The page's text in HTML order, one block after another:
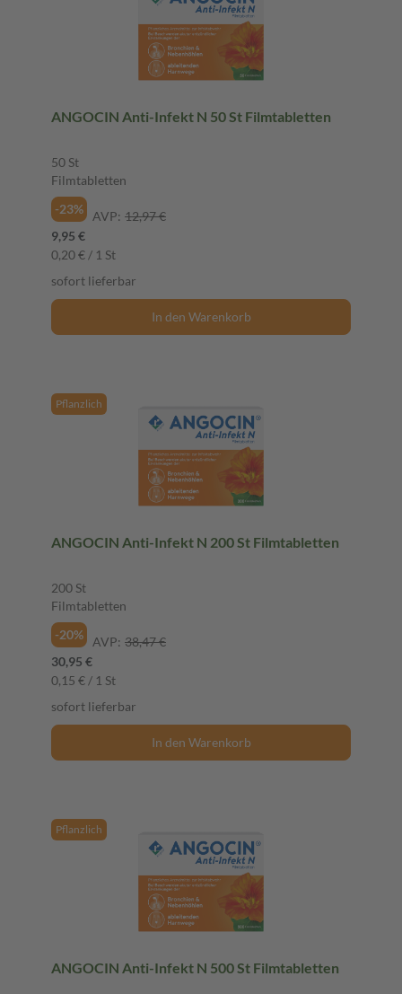
ANGOCIN Anti-Infekt N 50 St Filmtabletten
50 St
Filmtabletten
-23%
AVP: 12,97 €
9,95 €
0,20 € / 1 St
sofort lieferbar
In den Warenkorb
Pflanzlich
ANGOCIN Anti-Infekt N 200 St Filmtabletten
200 St
Filmtabletten
-20%
AVP: 38,47 €
30,95 €
0,15 € / 1 St
sofort lieferbar
In den Warenkorb
Pflanzlich
ANGOCIN Anti-Infekt N 500 St Filmtabletten